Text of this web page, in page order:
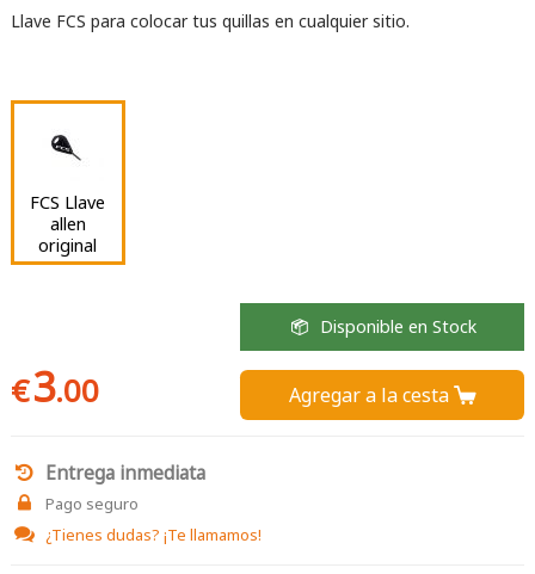
Llave FCS para colocar tus quillas en cualquier sitio.
FCS Llave
allen
original
€3.00
Disponible en Stock
Agregar a la cesta 
Entrega inmediata
Pago seguro
¿Tienes dudas? ¡Te llamamos!